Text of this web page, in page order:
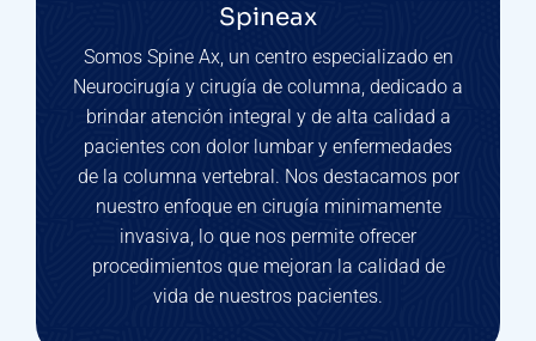
Spineax
Somos Spine Ax, un centro especializado en
Neurocirugía y cirugía de columna, dedicado a
brindar atención integral y de alta calidad a
pacientes con dolor lumbar y enfermedades
de la columna vertebral. Nos destacamos por
nuestro enfoque en cirugía minimamente
invasiva, lo que nos permite ofrecer
procedimientos que mejoran la calidad de
vida de nuestros pacientes.